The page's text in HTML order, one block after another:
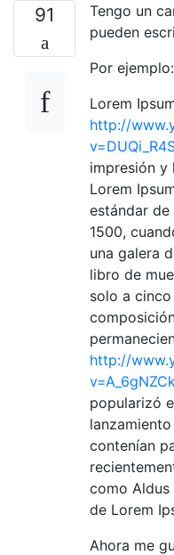
91
Tengo un
pueden
Por ejemplo:
Lorem
http://
impresión y
Lorem
estándar
1500,
una galera
libro de
solo a
http://
popularizó
contenían
como Aldus
de Lorem
Ahora me